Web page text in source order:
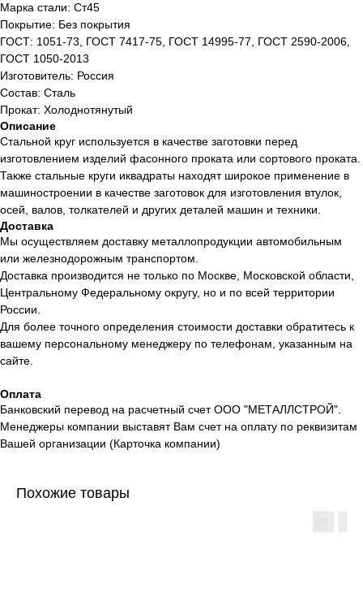
Марка стали: Ст45
Покрытие: Без покрытия
ГОСТ: 1051-73, ГОСТ 7417-75, ГОСТ 14995-77, ГОСТ 2590-2006,
ГОСТ 1050-2013
Изготовитель: Россия
Состав: Сталь
Прокат: Холоднотянутый
Описание
Стальной круг используется в качестве заготовки перед
изготовлением изделий фасонного проката или сортового проката.
Также стальные круги иквадраты находят широкое применение в
машиностроении в качестве заготовок для изготовления втулок,
осей, валов, толкателей и других деталей машин и техники.
Доставка
Мы осуществляем доставку металлопродукции автомобильным
или железнодорожным транспортом.
Доставка производится не только по Москве, Московской области,
Центральному Федеральному округу, но и по всей территории
России.
Для более точного определения стоимости доставки обратитесь к
вашему персональному менеджеру по телефонам, указанным на
сайте.
Оплата
Банковский перевод на расчетный счет ООО "МЕТАЛЛСТРОЙ".
Менеджеры компании выставят Вам счет на оплату по реквизитам
Вашей организации (Карточка компании)
Похожие товары